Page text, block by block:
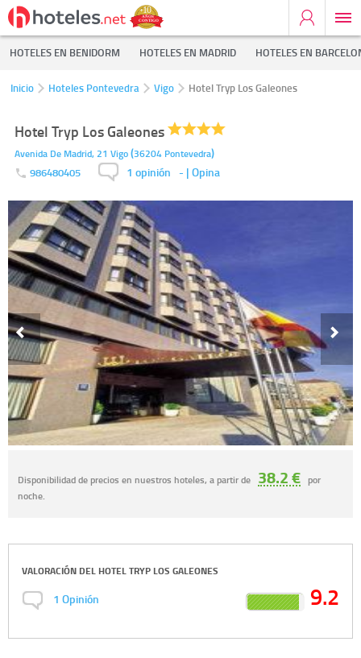
HOTELES EN BENIDORM HOTELES EN MADRID HOTELES EN
Inicio Hoteles Pontevedra Vigo Hotel Tryp Los Galeones
Hotel Tryp Los Galeones
Avenida De Madrid, 21 Vigo(36204 Pontevedra)
986480405 1 opinión - | Opina
Disponibilidad de precios en nuestros hoteles, a partir de 38.2 € por
noche.
VALORACIÓN DEL HOTEL TRYP LOS GALEONES
1 Opinión 9.2